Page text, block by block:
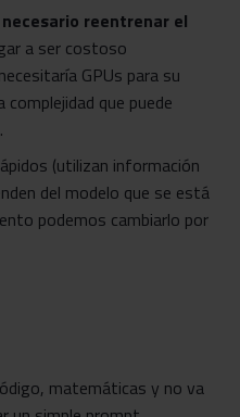
reentrenar el
a ser costoso
GPUs para su
que puede
(utilizan información
del modelo que se está
podemos cambiarlo por
matemáticas y no va